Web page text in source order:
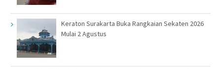
Keraton Surakarta Buka Rangkaian Sekaten 2026
Mulai 2 Agustus